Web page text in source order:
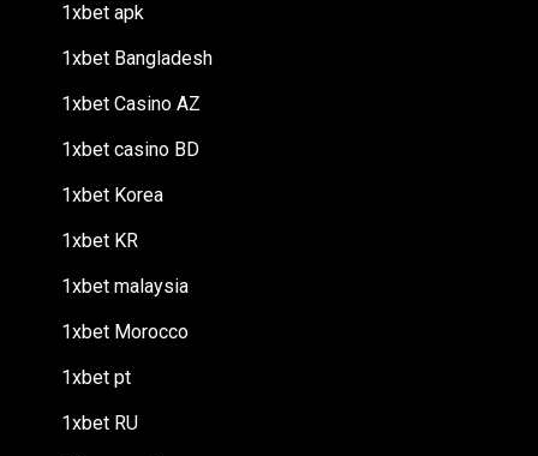
1xbet apk
1xbet Bangladesh
1xbet Casino AZ
1xbet casino BD
1xbet Korea
1xbet KR
1xbet malaysia
1xbet Morocco
1xbet pt
1xbet RU